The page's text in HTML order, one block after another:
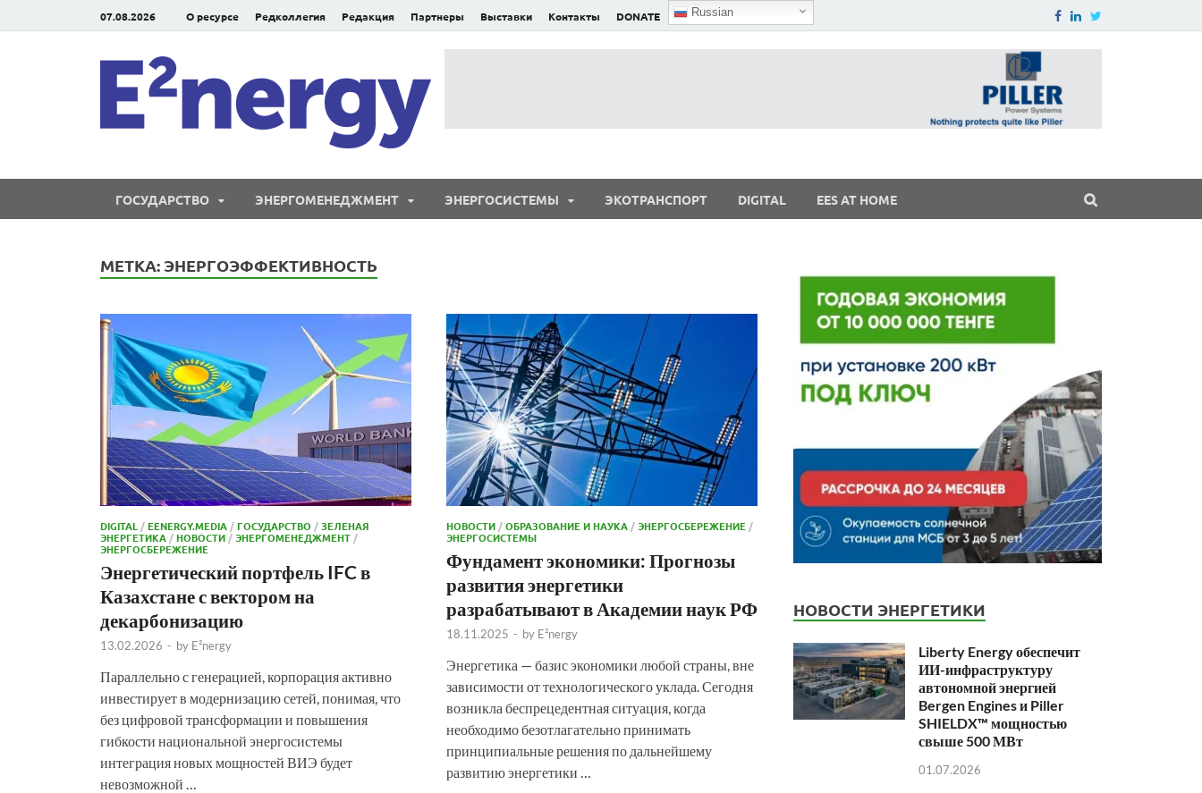
07.08.2026 О ресурсе Редколлегия Редакция Партнеры Выставки Контакты DONATE Russian
ГОСУДАРСТВО ЭНЕРГОМЕНЕДЖМЕНТ ЭНЕРГОСИСТЕМЫ ЭКОТРАНСПОРТ DIGITAL EES AT HOME
МЕТКА: ЭНЕРГОЭФФЕКТИВНОСТЬ
DIGITAL /EENERGY.MEDIA /ГОСУДАРСТВО /ЗЕЛЕНАЯ
ЭНЕРГЕТИКА /НОВОСТИ /ЭНЕРГОМЕНЕДЖМЕНТ /
ЭНЕРГОСБЕРЕЖЕНИЕ
Энергетический портфель IFC в
Казахстане с вектором на
декарбонизацию
13.02.2026 - by E²nergy
Параллельно с генерацией, корпорация активно
инвестирует в модернизацию сетей, понимая, что
без цифровой трансформации и повышения
гибкости национальной энергосистемы
интеграция новых мощностей ВИЭ будет
невозможной …
НОВОСТИ /ОБРАЗОВАНИЕ И НАУКА /ЭНЕРГОСБЕРЕЖЕНИЕ /
ЭНЕРГОСИСТЕМЫ
Фундамент экономики: Прогнозы
развития энергетики
разрабатывают в Академии наук РФ
18.11.2025 - by E²nergy
Энергетика — базис экономики любой страны, вне
зависимости от технологического уклада. Сегодня
возникла беспрецедентная ситуация, когда
необходимо безотлагательно принимать
принципиальные решения по дальнейшему
развитию энергетики …
НОВОСТИ ЭНЕРГЕТИКИ
Liberty Energy обеспечит
ИИ-инфраструктуру
автономной энергией
Bergen Engines и Piller
SHIELDX™ мощностью
свыше 500 МВт
01.07.2026